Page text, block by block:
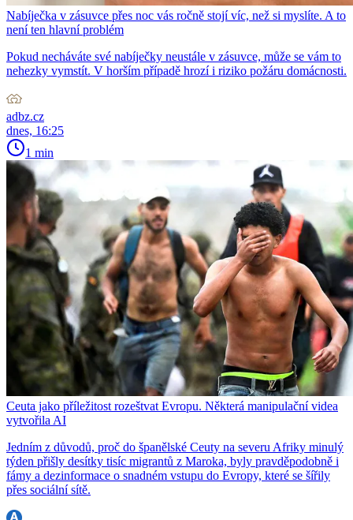
Nabíječka v zásuvce přes noc vás ročně stojí víc, než si myslíte. A to
není ten hlavní problém
Pokud necháváte své nabíječky neustále v zásuvce, může se vám to
nehezky vymstít. V horším případě hrozí i riziko požáru domácnosti.
adbz.cz
dnes, 16:25
1 min
Ceuta jako příležitost rozeštvat Evropu. Některá manipulační videa
vytvořila AI
Jedním z důvodů, proč do španělské Ceuty na severu Afriky minulý
týden přišly desítky tisíc migrantů z Maroka, byly pravděpodobně i
fámy a dezinformace o snadném vstupu do Evropy, které se šířily
přes sociální sítě.